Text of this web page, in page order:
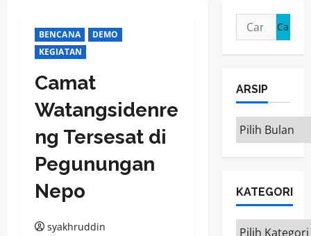
BENCANA
DEMO
KEGIATAN
Camat
Watangsidenre
ng Tersesat di
Pegunungan
Nepo
syakhruddin
Cari
untuk:
ARSIP
ARSIP
KATEGORI
Kategori